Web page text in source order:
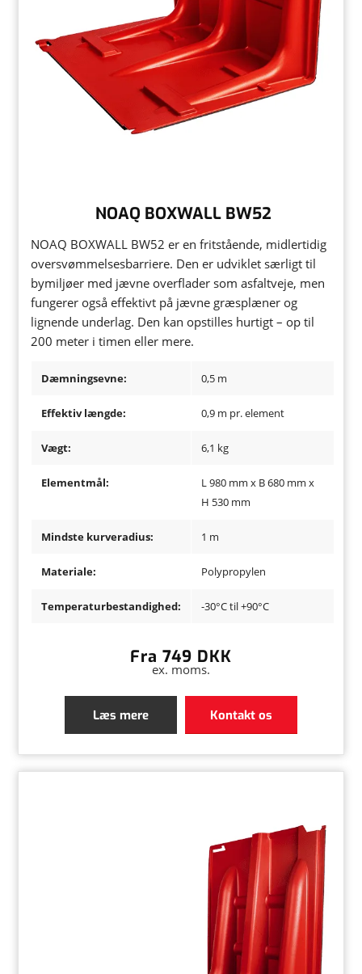
NOAQ BOXWALL BW52
NOAQ BOXWALL BW52 er en fritstående, midlertidig
oversvømmelsesbarriere. Den er udviklet særligt til
bymiljøer med jævne overflader som asfaltveje, men
fungerer også effektivt på jævne græsplæner og
lignende underlag. Den kan opstilles hurtigt – op til
200 meter i timen eller mere.
Dæmningsevne: 0,5 m
Effektiv længde: 0,9 m pr. element
Vægt: 6,1 kg
Elementmål:
L 980 mm x B 680 mm x
H 530 mm
Mindste kurveradius: 1 m
Materiale: Polypropylen
Temperaturbestandighed: -30°C til +90°C
Fra 749 DKK
ex. moms.
Læs mere Kontakt os